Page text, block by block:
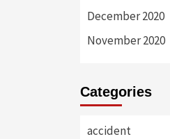
December 2020
November 2020
Categories
accident